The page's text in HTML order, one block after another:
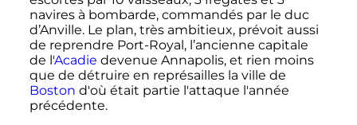
navires à bombarde, commandés par le duc
d’Anville. Le plan, très ambitieux, prévoit aussi
de reprendre Port-Royal, l’ancienne capitale
de l'Acadie devenue Annapolis, et rien moins
que de détruire en représailles la ville de
Boston d'où était partie l'attaque l'année
précédente.